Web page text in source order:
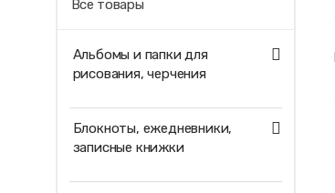
Все товары
Альбомы и папки для
рисования, черчения
Блокноты, ежедневники,
записные книжки